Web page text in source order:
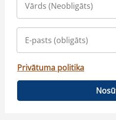
Privātuma politika